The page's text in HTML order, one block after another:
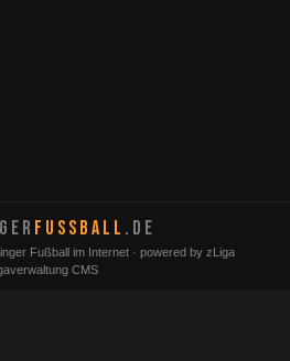
FUSSBALL .DE
Fußball im Internet · powered by zLiga
CMS